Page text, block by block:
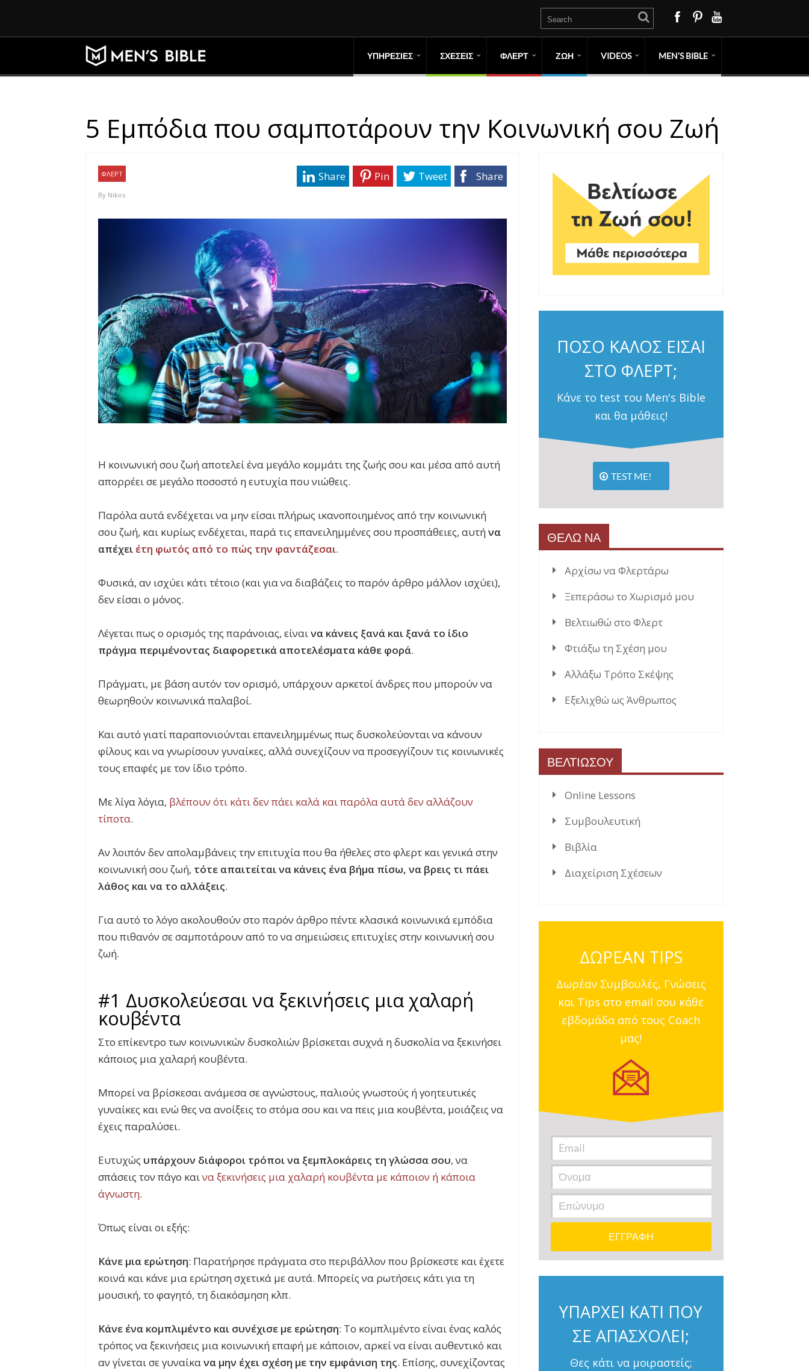
ΥΠΗΡΕΣΙΕΣ ΣΧΕΣΕΙΣ ΦΛΕΡΤ ΖΩΗ VIDEOS MEN’S BIBLE
5 Εμπόδια που σαμποτάρουν την Κοινωνική σου Ζωή
ΦΛΕΡΤ
By Nikos
Share
Tweet
Pin
Share
Η κοινωνική σου ζωή αποτελεί ένα μεγάλο κομμάτι της ζωής σου και μέσα από αυτή
απορρέει σε μεγάλο ποσοστό η ευτυχία που νιώθεις.
Παρόλα αυτά ενδέχεται να μην είσαι πλήρως ικανοποιημένος από την κοινωνική
σου ζωή, και κυρίως ενδέχεται, παρά τις επανειλημμένες σου προσπάθειες, αυτή να
απέχει έτη φωτός από το πώς την φαντάζεσαι.
Φυσικά, αν ισχύει κάτι τέτοιο (και για να διαβάζεις το παρόν άρθρο μάλλον ισχύει),
δεν είσαι ο μόνος.
Λέγεται πως ο ορισμός της παράνοιας, είναινα κάνεις ξανά και ξανά το ίδιο
πράγμα περιμένοντας διαφορετικά αποτελέσματα κάθε φορά.
Πράγματι, με βάση αυτόν τον ορισμό, υπάρχουν αρκετοί άνδρες που μπορούν να
θεωρηθούν κοινωνικά παλαβοί.
Και αυτό γιατί παραπονιούνται επανειλημμένως πως δυσκολεύονται να κάνουν
φίλους και να γνωρίσουν γυναίκες, αλλά συνεχίζουν να προσεγγίζουν τις κοινωνικές
τους επαφές με τον ίδιο τρόπο.
Με λίγα λόγια, βλέπουν ότι κάτι δεν πάει καλά και παρόλα αυτά δεν αλλάζουν
τίποτα.
Αν λοιπόν δεν απολαμβάνεις την επιτυχία που θα ήθελες στο φλερτ και γενικά στην
κοινωνική σου ζωή, τότε απαιτείται να κάνεις ένα βήμα πίσω, να βρεις τι πάει
λάθος και να το αλλάξεις.
Για αυτό το λόγο ακολουθούν στο παρόν άρθρο πέντε κλασικά κοινωνικά εμπόδια
που πιθανόν σε σαμποτάρουν από το να σημειώσεις επιτυχίες στην κοινωνική σου
ζωή.
#1 Δυσκολεύεσαι να ξεκινήσεις μια χαλαρή
κουβέντα
Στο επίκεντρο των κοινωνικών δυσκολιών βρίσκεται συχνά η δυσκολία να ξεκινήσει
κάποιος μια χαλαρή κουβέντα.
Μπορεί να βρίσκεσαι ανάμεσα σε αγνώστους, παλιούς γνωστούς ή γοητευτικές
γυναίκες και ενώ θες να ανοίξεις το στόμα σου και να πεις μια κουβέντα, μοιάζεις να
έχεις παραλύσει.
Ευτυχώς υπάρχουν διάφοροι τρόποι να ξεμπλοκάρεις τη γλώσσα σου, να
σπάσεις τον πάγο καινα ξεκινήσεις μια χαλαρή κουβέντα με κάποιον ή κάποια
άγνωστη.
Όπως είναι οι εξής:
Κάνε μια ερώτηση: Παρατήρησε πράγματα στο περιβάλλον που βρίσκεστε και έχετε
κοινά και κάνε μια ερώτηση σχετικά με αυτά. Μπορείς να ρωτήσεις κάτι για τη
μουσική, το φαγητό, τη διακόσμηση κλπ.
Κάνε ένα κομπλιμέντο και συνέχισε με ερώτηση: Το κομπλιμέντο είναι ένας καλός
τρόπος να ξεκινήσεις μια κοινωνική επαφή με κάποιον, αρκεί να είναι αυθεντικό και
αν γίνεται σε γυναίκα να μην έχει σχέση με την εμφάνιση της. Επίσης, συνεχίζοντας
ΠΟΣΟ ΚΑΛΟΣ ΕΙΣΑΙ
ΣΤΟ ΦΛΕΡΤ;
Κάνε το test του Men's Bible
και θα μάθεις!
TEST ME!
ΘΕΛΩ ΝΑ
Αρχίσω να Φλερτάρω
Ξεπεράσω το Χωρισμό μου
Βελτιωθώ στο Φλερτ
Φτιάξω τη Σχέση μου
Αλλάξω Τρόπο Σκέψης
Εξελιχθώ ως Άνθρωπος
ΒΕΛΤΙΩΣΟΥ
Online Lessons
Συμβουλευτική
Βιβλία
Διαχείριση Σχέσεων
ΔΩΡΕΑΝ TIPS
Δωρέαν Συμβουλές, Γνώσεις
και Tips στο email σου κάθε
εβδομάδα από τους Coach
μας!
ΥΠΑΡΧΕΙ ΚΑΤΙ ΠΟΥ
ΣΕ ΑΠΑΣΧΟΛΕΙ;
Θες κάτι να μοιραστείς;